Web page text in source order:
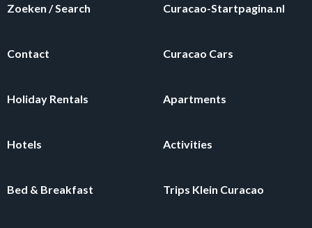
Zoeken / Search Curacao-Startpagina.nl
Contact Curacao Cars
Holiday Rentals Apartments
Hotels Activities
Bed & Breakfast Trips Klein Curacao